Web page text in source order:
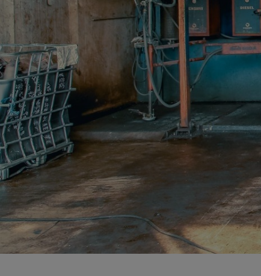
Metsäteollisuus
Elektroniikan kiinteähintaiset kierrätysratkaisut
Huoltoseisokkien räätälöidyt kierrätyspalvelut​
Kierrätysalueen kameravalvonta
Kierrätyskonsultointi
Lavat ja logistiikka
Materiaalien ja arkaluontoisten dokumenttien turvatuhous
Purku- ja tyhjennyspalvelut​
Raportointi ja seuranta
Saastuneen maaperän käsittely
Suurien muuntajien käsittely
Sähköinen siirtoasiakirjapalvelu
Tuotannon ja kunnossapidon metalliromun kierrätys